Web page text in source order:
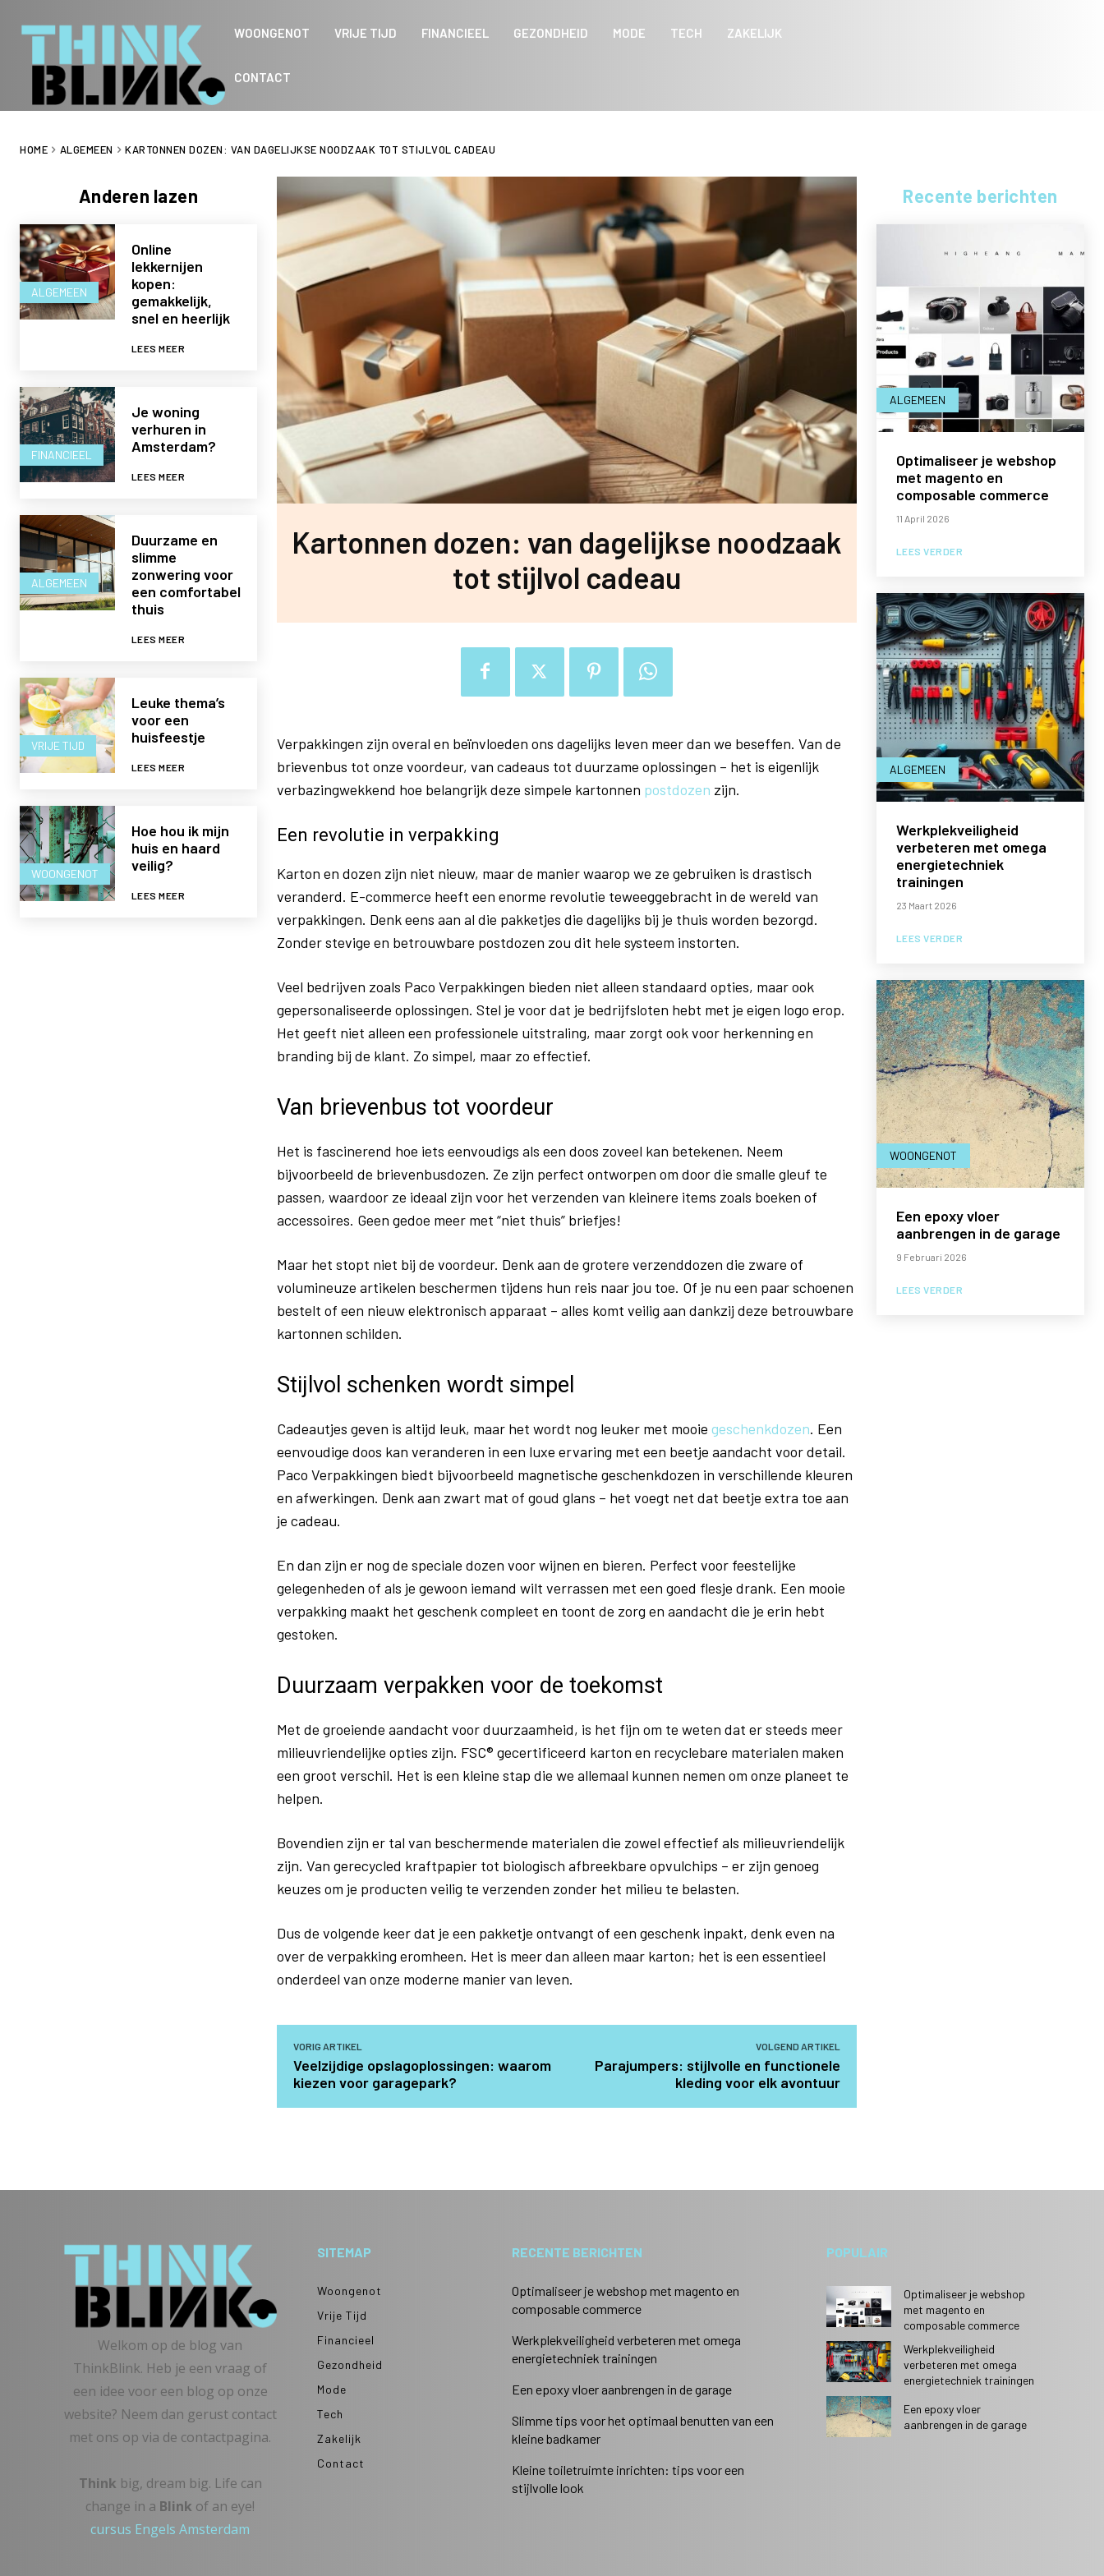
WOONGENOT VRIJE TIJD FINANCIEEL GEZONDHEID MODE TECH ZAKELIJK
CONTACT
HOME ALGEMEEN KARTONNEN DOZEN: VAN DAGELIJKSE NOODZAAK TOT STIJLVOL CADEAU
Anderen lazen
ALGEMEEN
Online
lekkernijen
kopen:
gemakkelijk,
snel en heerlijk
LEES MEER
FINANCIEEL
Je woning
verhuren in
Amsterdam?
LEES MEER
ALGEMEEN
Duurzame en
slimme
zonwering voor
een comfortabel
thuis
LEES MEER
VRIJE TIJD
Leuke thema’s
voor een
huisfeestje
LEES MEER
WOONGENOT
Hoe hou ik mijn
huis en haard
veilig?
LEES MEER
Kartonnen dozen: van dagelijkse noodzaak
tot stijlvol cadeau
Verpakkingen zijn overal en beïnvloeden ons dagelijks leven meer dan we beseffen. Van de
brievenbus tot onze voordeur, van cadeaus tot duurzame oplossingen – het is eigenlijk
verbazingwekkend hoe belangrijk deze simpele kartonnen postdozen zijn.
Een revolutie in verpakking
Karton en dozen zijn niet nieuw, maar de manier waarop we ze gebruiken is drastisch
veranderd. E-commerce heeft een enorme revolutie teweeggebracht in de wereld van
verpakkingen. Denk eens aan al die pakketjes die dagelijks bij je thuis worden bezorgd.
Zonder stevige en betrouwbare postdozen zou dit hele systeem instorten.
Veel bedrijven zoals Paco Verpakkingen bieden niet alleen standaard opties, maar ook
gepersonaliseerde oplossingen. Stel je voor dat je bedrijfsloten hebt met je eigen logo erop.
Het geeft niet alleen een professionele uitstraling, maar zorgt ook voor herkenning en
branding bij de klant. Zo simpel, maar zo effectief.
Van brievenbus tot voordeur
Het is fascinerend hoe iets eenvoudigs als een doos zoveel kan betekenen. Neem
bijvoorbeeld de brievenbusdozen. Ze zijn perfect ontworpen om door die smalle gleuf te
passen, waardoor ze ideaal zijn voor het verzenden van kleinere items zoals boeken of
accessoires. Geen gedoe meer met “niet thuis” briefjes!
Maar het stopt niet bij de voordeur. Denk aan de grotere verzenddozen die zware of
volumineuze artikelen beschermen tijdens hun reis naar jou toe. Of je nu een paar schoenen
bestelt of een nieuw elektronisch apparaat – alles komt veilig aan dankzij deze betrouwbare
kartonnen schilden.
Stijlvol schenken wordt simpel
Cadeautjes geven is altijd leuk, maar het wordt nog leuker met mooie geschenkdozen. Een
eenvoudige doos kan veranderen in een luxe ervaring met een beetje aandacht voor detail.
Paco Verpakkingen biedt bijvoorbeeld magnetische geschenkdozen in verschillende kleuren
en afwerkingen. Denk aan zwart mat of goud glans – het voegt net dat beetje extra toe aan
je cadeau.
En dan zijn er nog de speciale dozen voor wijnen en bieren. Perfect voor feestelijke
gelegenheden of als je gewoon iemand wilt verrassen met een goed flesje drank. Een mooie
verpakking maakt het geschenk compleet en toont de zorg en aandacht die je erin hebt
gestoken.
Duurzaam verpakken voor de toekomst
Met de groeiende aandacht voor duurzaamheid, is het fijn om te weten dat er steeds meer
milieuvriendelijke opties zijn. FSC® gecertificeerd karton en recyclebare materialen maken
een groot verschil. Het is een kleine stap die we allemaal kunnen nemen om onze planeet te
helpen.
Bovendien zijn er tal van beschermende materialen die zowel effectief als milieuvriendelijk
zijn. Van gerecycled kraftpapier tot biologisch afbreekbare opvulchips – er zijn genoeg
keuzes om je producten veilig te verzenden zonder het milieu te belasten.
Dus de volgende keer dat je een pakketje ontvangt of een geschenk inpakt, denk even na
over de verpakking eromheen. Het is meer dan alleen maar karton; het is een essentieel
onderdeel van onze moderne manier van leven.
VORIG ARTIKEL
Veelzijdige opslagoplossingen: waarom
kiezen voor garagepark?
VOLGEND ARTIKEL
Parajumpers: stijlvolle en functionele
kleding voor elk avontuur
Recente berichten
ALGEMEEN
Optimaliseer je webshop
met magento en
composable commerce
11 April 2026
LEES VERDER
ALGEMEEN
Werkplekveiligheid
verbeteren met omega
energietechniek
trainingen
23 Maart 2026
LEES VERDER
WOONGENOT
Een epoxy vloer
aanbrengen in de garage
9 Februari 2026
LEES VERDER
Welkom op de blog van
ThinkBlink. Heb je een vraag of
een idee voor een blog op onze
website? Neem dan gerust contact
met ons op via de contactpagina.
Think big, dream big. Life can
change in a Blink of an eye!
cursus Engels Amsterdam
SITEMAP
Woongenot
Vrije Tijd
Financieel
Gezondheid
Mode
Tech
Zakelijk
Contact
RECENTE BERICHTEN
Optimaliseer je webshop met magento en
composable commerce
Werkplekveiligheid verbeteren met omega
energietechniek trainingen
Een epoxy vloer aanbrengen in de garage
Slimme tips voor het optimaal benutten van een
kleine badkamer
Kleine toiletruimte inrichten: tips voor een
stijlvolle look
POPULAIR
Optimaliseer je webshop
met magento en
composable commerce
Werkplekveiligheid
verbeteren met omega
energietechniek trainingen
Een epoxy vloer
aanbrengen in de garage